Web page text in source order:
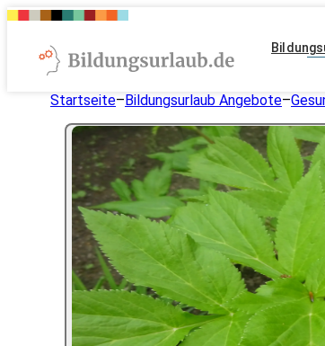
Startseite–Bildungsurlaub Angebote–